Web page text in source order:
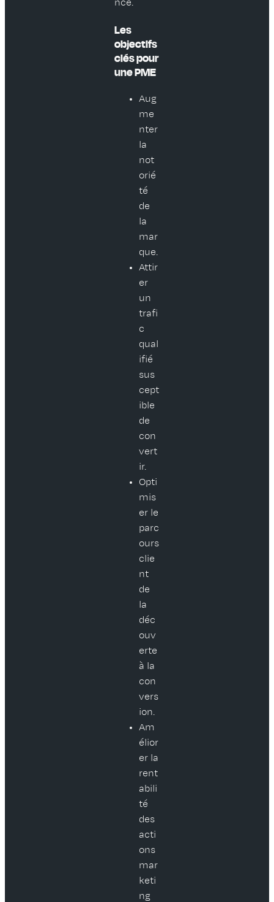
nce.
Les
objectifs
clés pour
une PME
Aug
me
nter
la
not
orié
té
de
la
mar
que.
Attir
er
un
trafi
c
qual
ifié
sus
cept
ible
de
con
vert
ir.
Opti
mis
er le
parc
ours
clie
nt
de
la
déc
ouv
erte
à la
con
vers
ion.
Am
élior
er la
rent
abili
té
des
acti
ons
mar
keti
ng